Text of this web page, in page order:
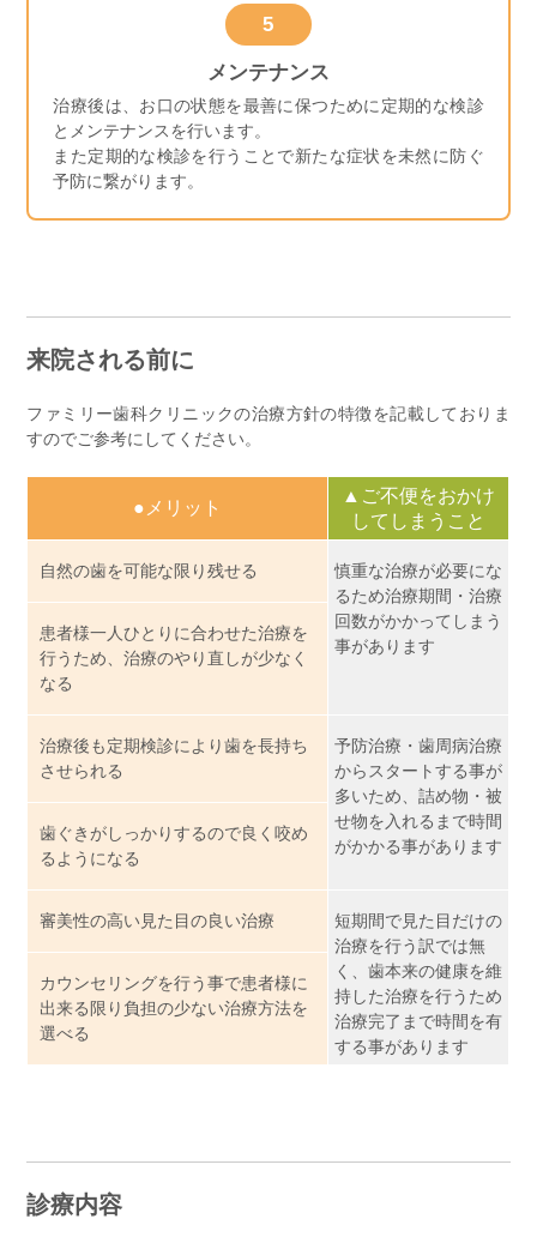
5
メンテナンス
治療後は、お口の状態を最善に保つために定期的な検診
とメンテナンスを行います。
また定期的な検診を行うことで新たな症状を未然に防ぐ
予防に繋がります。
来院される前に
ファミリー歯科クリニックの治療方針の特徴を記載しておりま
すのでご参考にしてください。
●メリット
▲ご不便をおかけ
してしまうこと
自然の歯を可能な限り残せる
慎重な治療が必要にな
るため治療期間・治療
回数がかかってしまう
事があります
患者様一人ひとりに合わせた治療を
行うため、治療のやり直しが少なく
なる
治療後も定期検診により歯を長持ち
させられる
予防治療・歯周病治療
からスタートする事が
多いため、詰め物・被
せ物を入れるまで時間
がかかる事があります
歯ぐきがしっかりするので良く咬め
るようになる
審美性の高い見た目の良い治療
短期間で見た目だけの
治療を行う訳では無
く、歯本来の健康を維
持した治療を行うため
治療完了まで時間を有
する事があります
カウンセリングを行う事で患者様に
出来る限り負担の少ない治療方法を
選べる
診療内容